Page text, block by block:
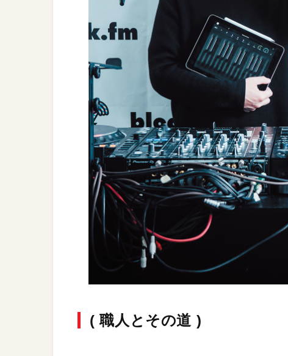
( 職人とその道 )